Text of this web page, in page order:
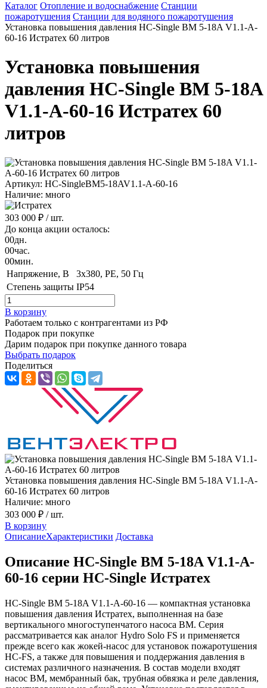
Каталог Отопление и водоснабжение Станции
пожаротушения Станции для водяного пожаротушения
Установка повышения давления HC-Single BM 5-18A V1.1-A-
60-16 Истратех 60 литров
Установка повышения
давления HC-Single BM 5-18A
V1.1-A-60-16 Истратех 60
литров
Артикул: HC-SingleBM5-18AV1.1-A-60-16
Наличие: много
303 000 ₽ / шт.
До конца акции осталось:
00дн.
00час.
00мин.
Напряжение, B
3x380, PE, 50 Гц
Степень защиты IP54
В корзину
Работаем только с контрагентами из РФ
Подарок при покупке
Дарим подарок при покупке данного товара
Выбрать подарок
Поделиться
Установка повышения давления HC-Single BM 5-18A V1.1-A-
60-16 Истратех 60 литров
Наличие: много
303 000 ₽ / шт.
В корзину
ОписаниеХарактеристики Доставка
Описание HC-Single BM 5-18A V1.1-A-
60-16 серии HC-Single Истратех
HC-Single BM 5-18A V1.1-A-60-16 — компактная установка
повышения давления Истратех, выполненная на базе
вертикального многоступенчатого насоса BM. Серия
рассматривается как аналог Hydro Solo FS и применяется
прежде всего как жокей-насос для установок пожаротушения
HC-FS, а также для повышения и поддержания давления в
системах различного назначения. В состав модели входят
насос BM, мембранный бак, трубная обвязка и реле давления,